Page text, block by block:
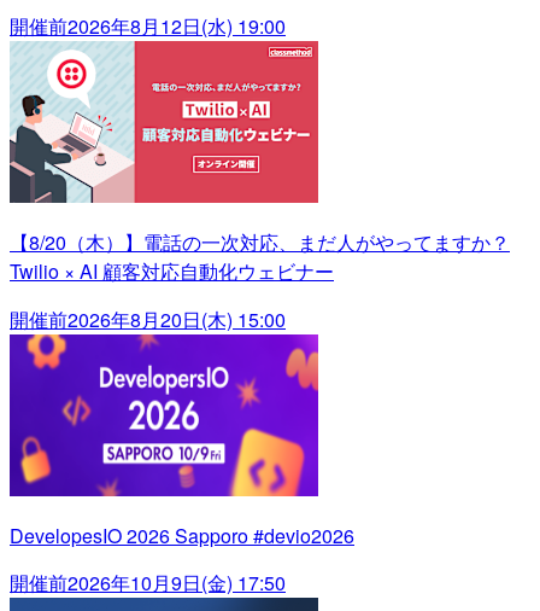
開催前2026年8月12日(水) 19:00
【8/20（木）】電話の一次対応、まだ人がやってますか？
Twilio × AI 顧客対応自動化ウェビナー
開催前2026年8月20日(木) 15:00
DevelopesIO 2026 Sapporo #devio2026
開催前2026年10月9日(金) 17:50